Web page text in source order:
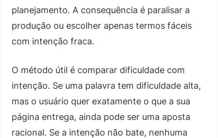
planejamento. A consequência é paralisar a
produção ou escolher apenas termos fáceis
com intenção fraca.
O método útil é comparar dificuldade com
intenção. Se uma palavra tem dificuldade alta,
mas o usuário quer exatamente o que a sua
página entrega, ainda pode ser uma aposta
racional. Se a intenção não bate, nenhuma